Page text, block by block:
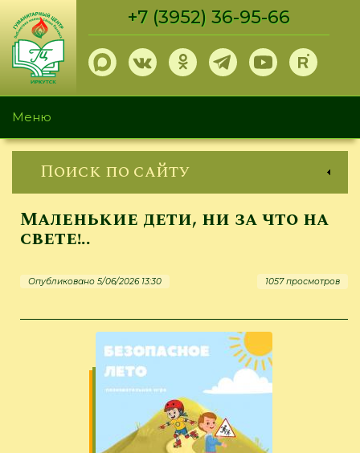
Перейти
основному
содержанию
+7 (3952) 36-95-66
Меню
Поиск по сайту
Маленькие дети, ни за что на
свете!..
Опубликовано 5/06/2026 13:30 1057 просмотров